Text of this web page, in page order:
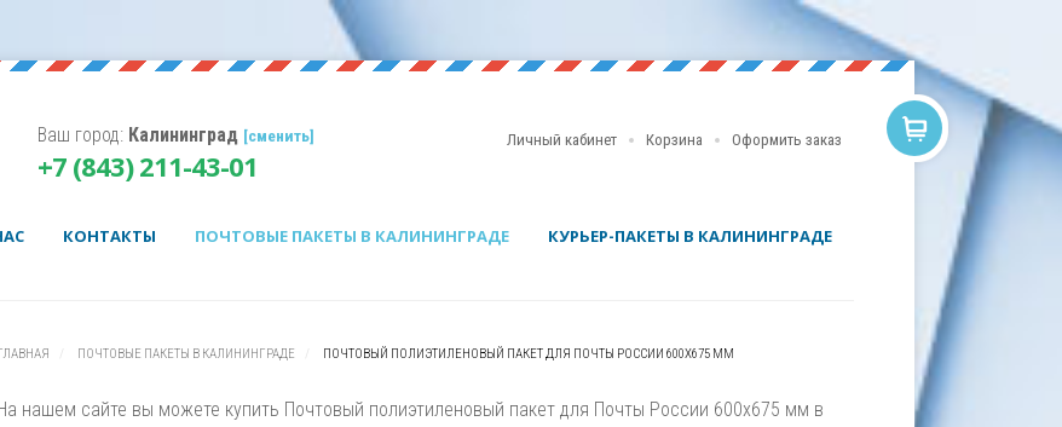
Личный кабинет Корзина Оформить заказ
Ваш город: Калининград [сменить]
+7 (843) 211-43-01
КОНТАКТЫ ПОЧТОВЫЕ ПАКЕТЫ В КАЛИНИНГРАДЕ КУРЬЕР-ПАКЕТЫ В КАЛИНИНГРАДЕ
ПОЧТОВЫЕ ПАКЕТЫ В КАЛИНИНГРАДЕ ПОЧТОВЫЙ ПОЛИЭТИЛЕНОВЫЙ ПАКЕТ ДЛЯ ПОЧТЫ РОССИИ 600Х675 ММ
нашем сайте вы можете купить Почтовый полиэтиленовый пакет для Почты России 600х675 мм в
Username
Корзина пуста.